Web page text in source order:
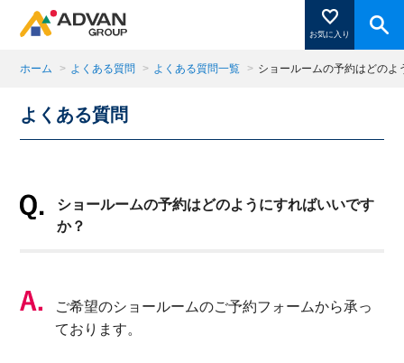
お気に入り
商品ページにある「お気に入り登録」を押すと登録した
商品がここに表示されます。
ホーム > よくある質問 > よくある質問一覧 > ショールームの予約はどのよ
よくある質問
ショールームの予約はどのようにすればいいです
か？
ご希望のショールームのご予約フォームから承っ
ております。